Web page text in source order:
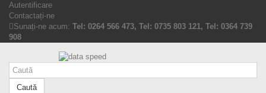
Autentificare
Contactați-ne
Sunați-ne acum: Tel: 0264 566 473, Tel: 0735 803 121, Tel: 0364 739
908
Caută